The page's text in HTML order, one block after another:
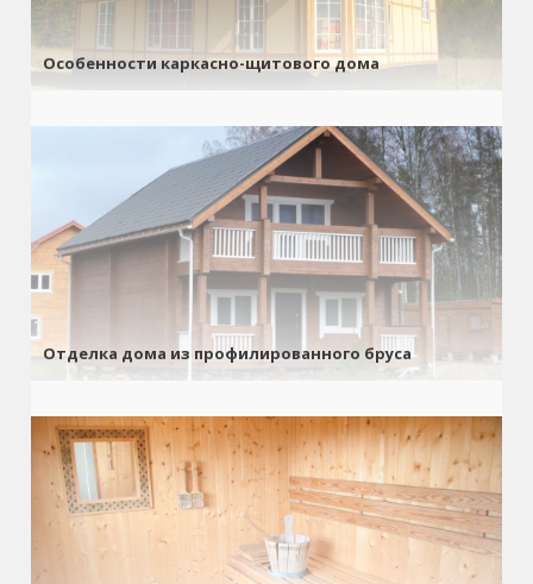
Особенности каркасно-щитового дома
Отделка дома из профилированного бруса